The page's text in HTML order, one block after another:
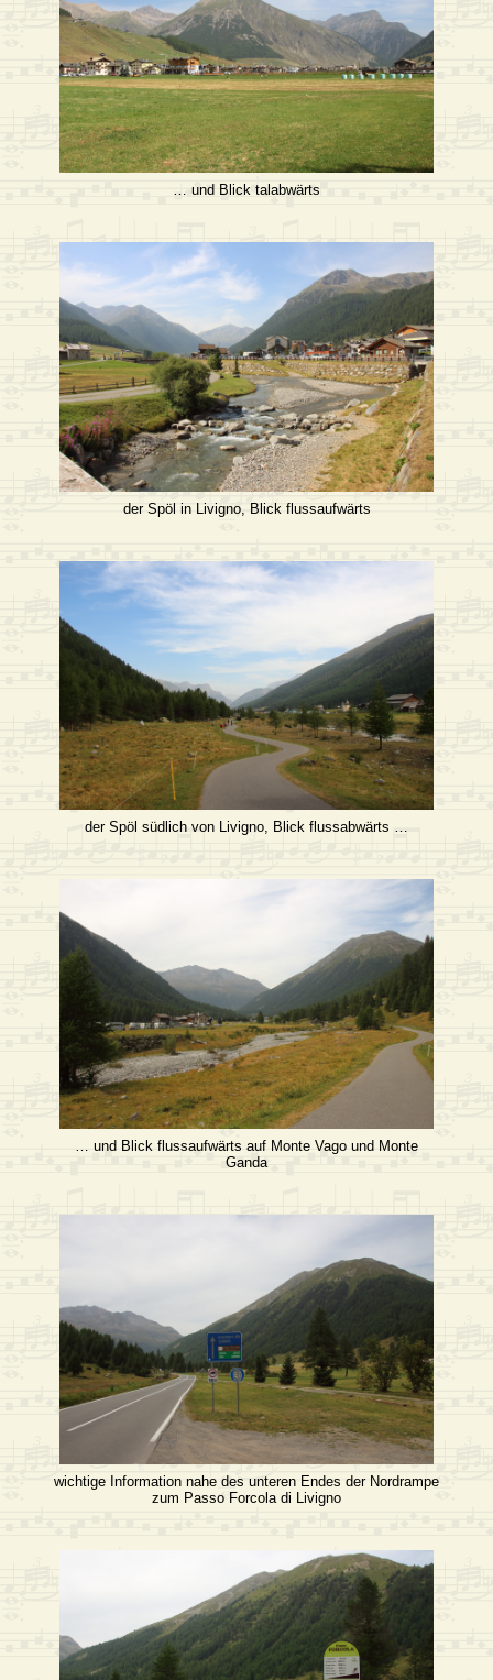
… und Blick talabwärts
der Spöl in Livigno, Blick flussaufwärts
der Spöl südlich von Livigno, Blick flussabwärts …
… und Blick flussaufwärts auf Monte Vago und Monte
Ganda
wichtige Information nahe des unteren Endes der Nordrampe
zum Passo Forcola di Livigno